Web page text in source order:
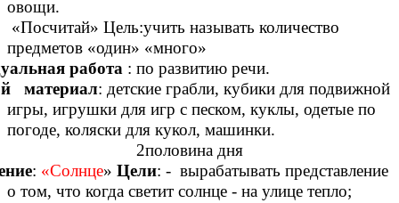
овощи.
Цель:учить называть количество
предметов «один» «много»
работа : по развитию речи.
материал: детские грабли, кубики для подвижной
игры, игрушки для игр с песком, куклы, одетые по
погоде, коляски для кукол, машинки.
дня
: «Солнце» Цели: - вырабатывать представление
о том, что когда светит солнце - на улице тепло;